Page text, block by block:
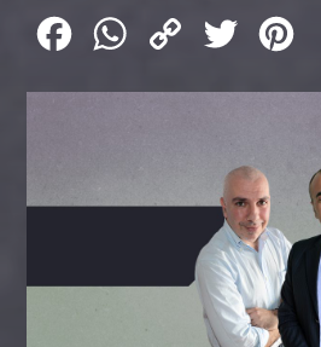
FacebookWhatsApp
Copy
Twitter